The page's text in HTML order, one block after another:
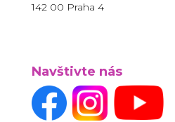
142 00 Praha 4
Navštivte nás